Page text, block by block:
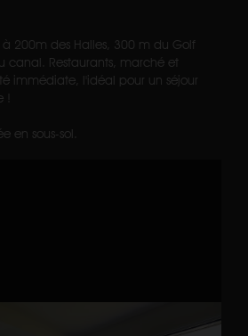
200m des Halles, 300 m du Golf
canal. Restaurants, marché et
immédiate, l'idéal pour un séjour
en sous-sol.